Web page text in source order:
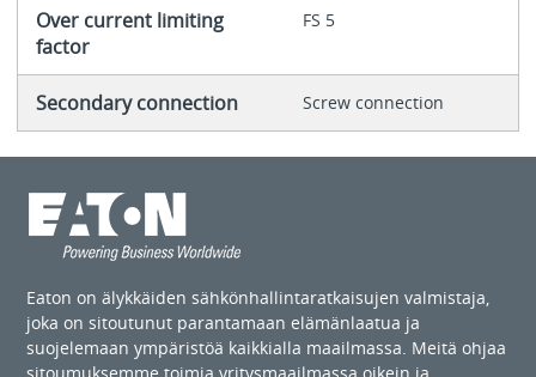
Over current limiting
factor
FS 5
Secondary connection Screw connection
Eaton on älykkäiden sähkönhallintaratkaisujen valmistaja,
joka on sitoutunut parantamaan elämänlaatua ja
suojelemaan ympäristöä kaikkialla maailmassa. Meitä ohjaa